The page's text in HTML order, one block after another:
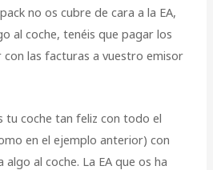
no os cubre de cara a la EA,
al coche, tenéis que pagar los
con las facturas a vuestro emisor
tu coche tan feliz con todo el
en el ejemplo anterior) con
al coche. La EA que os ha